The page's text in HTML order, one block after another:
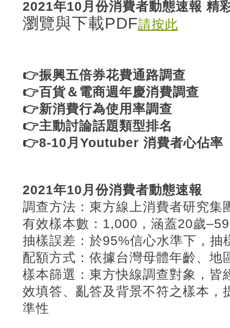
2021年10月份消費者動態速報 精
瀏覽與下載PDF請按此
👉振興五倍券花費通路調查
👉百貨＆電商週年慶消費調查
👉新消費行為使用率調查
👉主動討論話題類型排名
👉8-10月Youtuber 消費者心佔率
2021年10月份消費者動態速報
調查方法：東方線上消費者研究集
有效樣本數：1,000，涵蓋20歲
抽樣誤差：於95%信心水準下，抽
配額方式：依據台灣母體年齡、地
樣本篩選：東方快線調查對象，皆
效填答、亂答及背景不符之樣本，
準性